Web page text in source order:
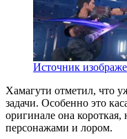
Источник
Хамагути отметил, что
задачи. Особенно это
оригинале она
персонажами и лором.